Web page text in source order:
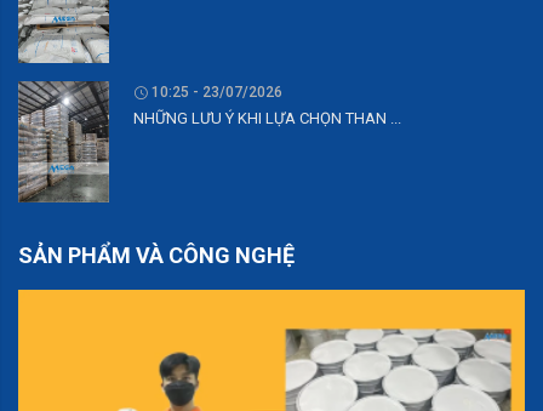
10:25 - 23/07/2026
NHỮNG LƯU Ý KHI LỰA CHỌN THAN ...
SẢN PHẨM VÀ CÔNG NGHỆ